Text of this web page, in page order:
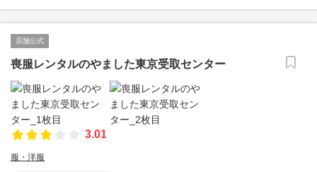
店舗公式
喪服レンタルのやました東京受取センター
3.01
服・洋服